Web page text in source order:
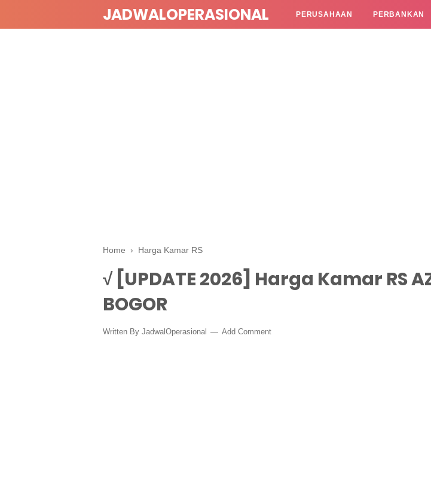
JADWALOPERASIONAL PERUSAHAAN PERBANKAN
Home › Harga Kamar RS
√ [UPDATE 2026] Harga Kamar RS
BOGOR
Written By JadwalOperasional Add Comment